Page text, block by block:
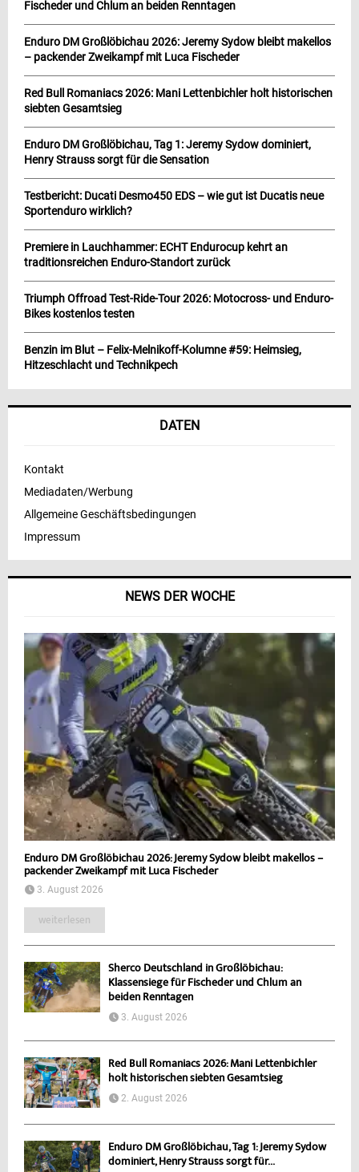
NEWS DER WOCHE
Enduro DM Großlöbichau 2026: Jeremy Sydow bleibt makellos –
packender Zweikampf mit Luca Fischeder
3. August 2026
weiterlesen
Sherco Deutschland in Großlöbichau:
Klassensiege für Fischeder und Chlum an
beiden Renntagen
3. August 2026
Red Bull Romaniacs 2026: Mani Lettenbichler
holt historischen siebten Gesamtsieg
2. August 2026
Enduro DM Großlöbichau, Tag 1: Jeremy Sydow
dominiert, Henry Strauss sorgt für...
Fischeder und Chlum an beiden Renntagen
Enduro DM Großlöbichau 2026: Jeremy Sydow bleibt makellos
– packender Zweikampf mit Luca Fischeder
Red Bull Romaniacs 2026: Mani Lettenbichler holt historischen
siebten Gesamtsieg
Enduro DM Großlöbichau, Tag 1: Jeremy Sydow dominiert,
Henry Strauss sorgt für die Sensation
Testbericht: Ducati Desmo450 EDS – wie gut ist Ducatis neue
Sportenduro wirklich?
Premiere in Lauchhammer: ECHT Endurocup kehrt an
traditionsreichen Enduro-Standort zurück
Triumph Offroad Test-Ride-Tour 2026: Motocross- und Enduro-
Bikes kostenlos testen
Benzin im Blut – Felix-Melnikoff-Kolumne #59: Heimsieg,
Hitzeschlacht und Technikpech
DATEN
Kontakt
Mediadaten/Werbung
Allgemeine Geschäftsbedingungen
Impressum